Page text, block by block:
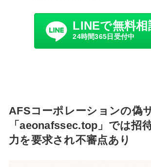
LINEで無料相
24時間365日受付中
AFSコーポレーションの偽
「aeonafssec.top」では招
力を要求され不審点あり